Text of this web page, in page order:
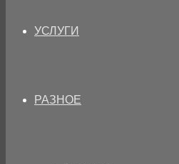
УСЛУГИ
РАЗНОЕ